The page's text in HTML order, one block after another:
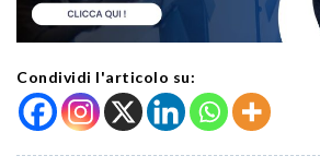
Condividi l'articolo su: